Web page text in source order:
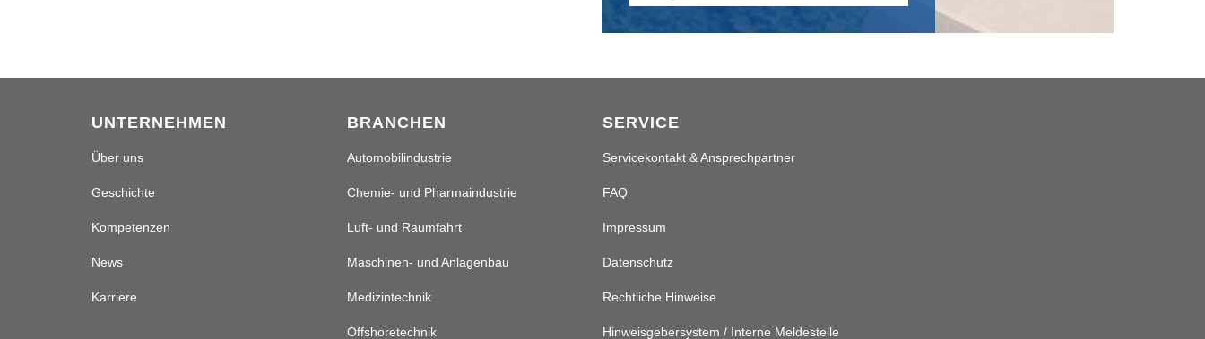
UNTERNEHMEN
Über uns
Geschichte
Kompetenzen
News
Karriere
BRANCHEN
Automobilindustrie
Chemie- und Pharmaindustrie
Luft- und Raumfahrt
Maschinen- und Anlagenbau
Medizintechnik
Offshoretechnik
SERVICE
Servicekontakt & Ansprechpartner
FAQ
Impressum
Datenschutz
Rechtliche Hinweise
Hinweisgebersystem / Interne Meldestelle